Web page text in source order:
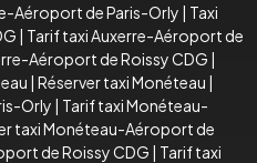
Aéroport de Paris-Orly | Taxi
| Tarif taxi Auxerre-Aéroport de
Aéroport de Roissy CDG |
| Réserver taxi Monéteau |
Orly | Tarif taxi Monéteau-
taxi Monéteau-Aéroport de
de Roissy CDG | Tarif taxi